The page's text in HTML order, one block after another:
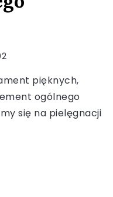
pięknych,
ogólnego
się na pielęgnacji